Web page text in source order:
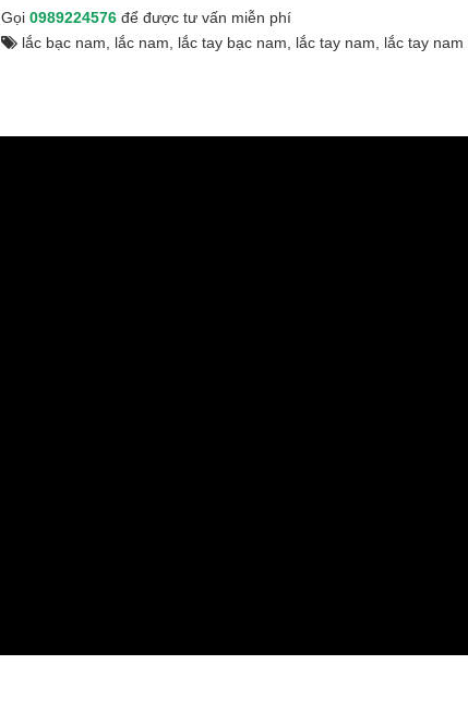
Gọi 0989224576để được tư vấn miễn phí
lắc bạc nam
lắc nam lắc tay bạc nam lắc tay nam
lắc tay nam